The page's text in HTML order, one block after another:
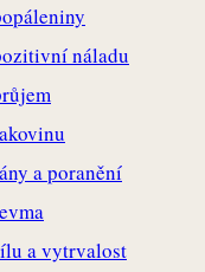
náladu
a poranění
a vytrvalost